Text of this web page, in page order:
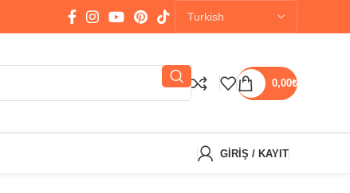
0,00₺
GIRIŞ / KAYIT